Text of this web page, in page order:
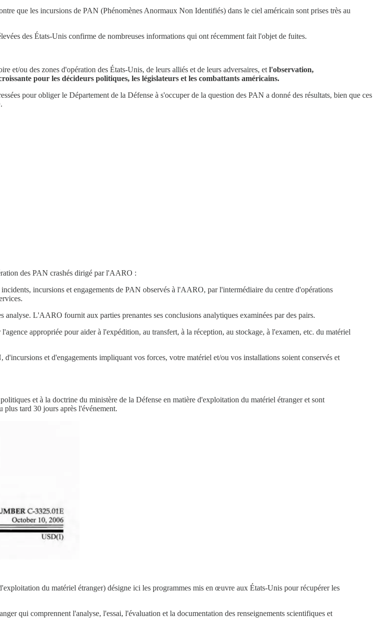
que les incursions de PAN (Phénomènes Anormaux Non Identifiés) dans le ciel américain sont prises très au
des États-Unis confirme de nombreuses informations qui ont récemment fait l'objet de fuites.
et/ou des zones d'opération des États-Unis, de leurs alliés et de leurs adversaires, et l'observation,
pour les décideurs politiques, les législateurs et les combattants américains.
pour obliger le Département de la Défense à s'occuper de la question des PAN a donné des résultats, bien que ces
des PAN crashés dirigé par l'AARO :
incursions et engagements de PAN observés à l'AARO, par l'intermédiaire du centre d'opérations
L'AARO fournit aux parties prenantes ses conclusions analytiques examinées par des pairs.
appropriée pour aider à l'expédition, au transfert, à la réception, au stockage, à l'examen, etc. du matériel
et d'engagements impliquant vos forces, votre matériel et/ou vos installations soient conservés et
et à la doctrine du ministère de la Défense en matière d'exploitation du matériel étranger et sont
tard 30 jours après l'événement.
du matériel étranger) désigne ici les programmes mis en œuvre aux États-Unis pour récupérer les
qui comprennent l'analyse, l'essai, l'évaluation et la documentation des renseignements scientifiques et